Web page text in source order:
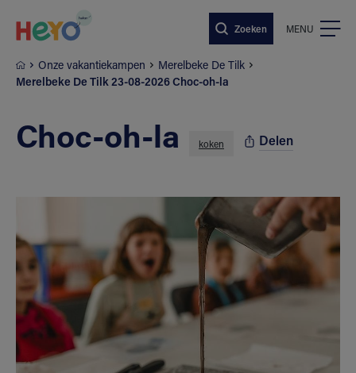
Zoeken MENU
Onze vakantiekampen
Merelbeke De Tilk
Merelbeke De Tilk 23-08-2026 Choc-oh-la
Choc-oh-la koken Delen